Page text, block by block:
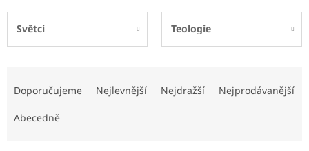
Světci Teologie
Doporučujeme Nejlevnější Nejdražší Nejprodávanější
Abecedně